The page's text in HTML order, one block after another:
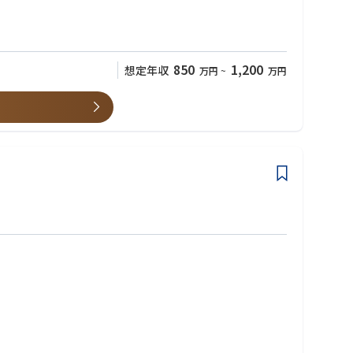
ことで、お客様・社会への貢献が可能。
想定年収 850 万円 ~ 1,200 万円